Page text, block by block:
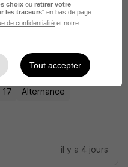
H/F
Alternance
il y a 4 jours
choix ou retirer votre
les traceurs" en bas de page.
de confidentialité et notre
Tout accepter